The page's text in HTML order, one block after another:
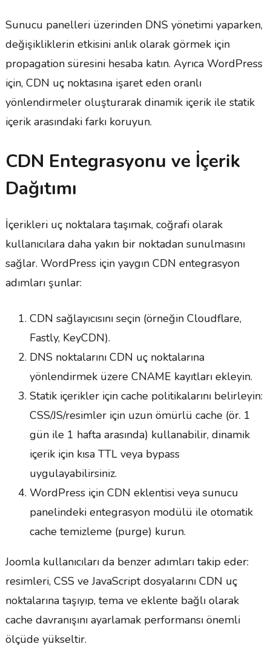
Sunucu panelleri üzerinden DNS yönetimi yaparken,
değişikliklerin etkisini anlık olarak görmek için
propagation süresini hesaba katın. Ayrıca WordPress
için, CDN uç noktasına işaret eden oranlı
yönlendirmeler oluşturarak dinamik içerik ile statik
içerik arasındaki farkı koruyun.
CDN Entegrasyonu ve İçerik
Dağıtımı
İçerikleri uç noktalara taşımak, coğrafi olarak
kullanıcılara daha yakın bir noktadan sunulmasını
sağlar. WordPress için yaygın CDN entegrasyon
adımları şunlar:
CDN sağlayıcısını seçin (örneğin Cloudflare,
Fastly, KeyCDN).
DNS noktalarını CDN uç noktalarına
yönlendirmek üzere CNAME kayıtları ekleyin.
Statik içerikler için cache politikalarını belirleyin:
CSS/JS/resimler için uzun ömürlü cache (ör. 1
gün ile 1 hafta arasında) kullanabilir, dinamik
içerik için kısa TTL veya bypass
uygulayabilirsiniz.
WordPress için CDN eklentisi veya sunucu
panelindeki entegrasyon modülü ile otomatik
cache temizleme (purge) kurun.
Joomla kullanıcıları da benzer adımları takip eder:
resimleri, CSS ve JavaScript dosyalarını CDN uç
noktalarına taşıyıp, tema ve eklente bağlı olarak
cache davranışını ayarlamak performansı önemli
ölçüde yükseltir.